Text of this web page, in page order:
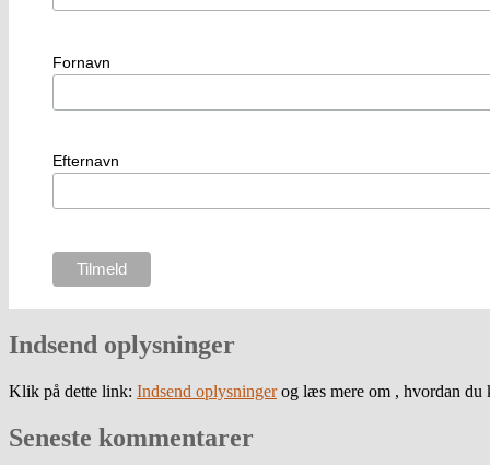
Fornavn
Efternavn
Indsend oplysninger
Klik på dette link: Indsend oplysningerog læs mere om , hvordan du
Seneste kommentarer